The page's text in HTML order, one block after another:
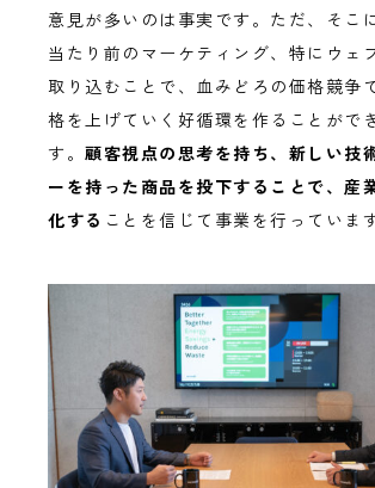
意見が多いのは事実です。ただ、そこ
当たり前のマーケティング、特にウェ
取り込むことで、血みどろの価格競争
格を上げていく好循環を作ることがで
す。 顧客視点の思考を持ち、新しい技
ーを持った商品を投下することで、産
化する ことを信じて事業を行っています